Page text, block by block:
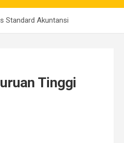
Standard Akuntansi
Tinggi